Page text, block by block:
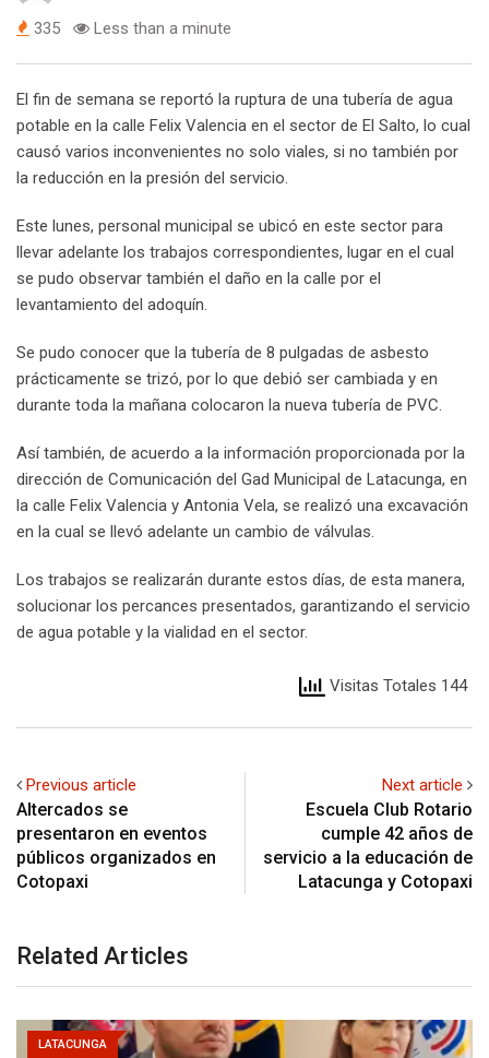
335 Less than a minute
El fin de semana se reportó la ruptura de una tubería de agua
potable en la calle Felix Valencia en el sector de El Salto, lo cual
causó varios inconvenientes no solo viales, si no también por
la reducción en la presión del servicio.
Este lunes, personal municipal se ubicó en este sector para
llevar adelante los trabajos correspondientes, lugar en el cual
se pudo observar también el daño en la calle por el
levantamiento del adoquín.
Se pudo conocer que la tubería de 8 pulgadas de asbesto
prácticamente se trizó, por lo que debió ser cambiada y en
durante toda la mañana colocaron la nueva tubería de PVC.
Así también, de acuerdo a la información proporcionada por la
dirección de Comunicación del Gad Municipal de Latacunga, en
la calle Felix Valencia y Antonia Vela, se realizó una excavación
en la cual se llevó adelante un cambio de válvulas.
Los trabajos se realizarán durante estos días, de esta manera,
solucionar los percances presentados, garantizando el servicio
de agua potable y la vialidad en el sector.
Visitas Totales 144
Previous article
Altercados se
presentaron en eventos
públicos organizados en
Cotopaxi
Next article
Escuela Club Rotario
cumple 42 años de
servicio a la educación de
Latacunga y Cotopaxi
Related Articles
LATACUNGA